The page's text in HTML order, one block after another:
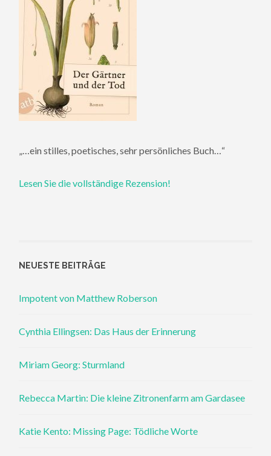
„…ein stilles, poetisches, sehr persönliches Buch…“
Lesen Sie die vollständige Rezension!
NEUESTE BEITRÄGE
Impotent von Matthew Roberson
Cynthia Ellingsen: Das Haus der Erinnerung
Miriam Georg: Sturmland
Rebecca Martin: Die kleine Zitronenfarm am Gardasee
Katie Kento: Missing Page: Tödliche Worte